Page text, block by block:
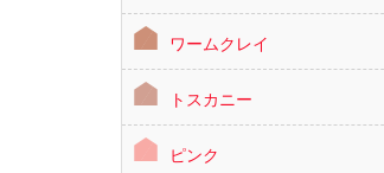
ワームクレイ
トスカニー
ピンク